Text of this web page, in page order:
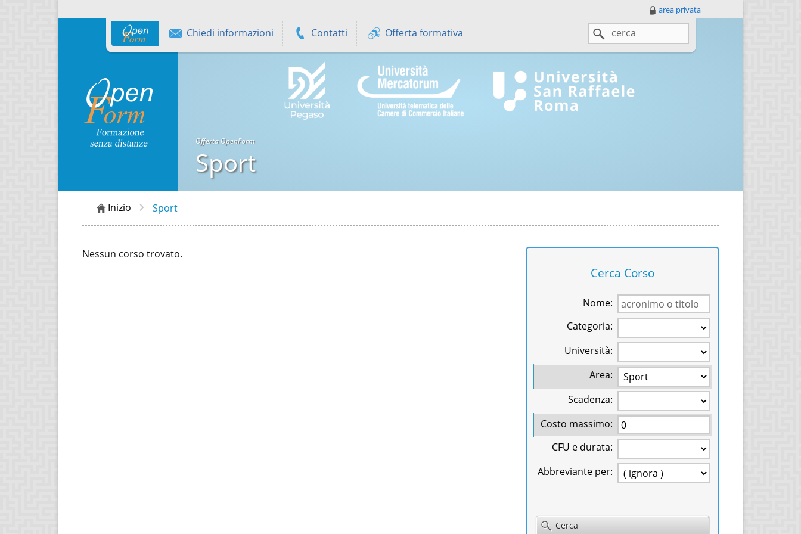
area privata
Chiedi informazioni Contatti Offerta formativa
Offerta OpenForm
Sport
Inizio Sport
Cerca Corso
Nome:
Categoria:
Università:
Area:
Scadenza:
Costo massimo:
CFU e durata:
Abbreviante per:
Cerca
Nessun corso trovato.